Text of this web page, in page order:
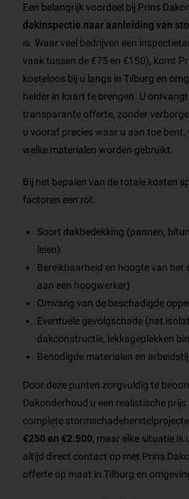
Een belangrijk voordeel bij Prins
dakinspectie naar aanleiding van
is. Waar veel bedrijven een
vaak tussen de €75 en €150), komt
kosteloos bij u langs in Tilburg en
helder in kaart te brengen. U
transparante offerte, zonder
u vooraf precies waar u aan toe
welke materialen worden gebruikt.
Bij het bepalen van de totale kosten
factoren een rol:
Soort dakbedekking (pannen,
leien)
Bereikbaarheid en hoogte van het
aan een hoogwerker)
Omvang van de beschadigde
Eventuele gevolgschade (nat
dakconstructie, lekkageplekken
Benodigde materialen en
Door deze punten zorgvuldig te
Dakonderhoud u een realistische
complete
€250 en €2.500, maar elke situatie is
altijd direct contact op met Prins
offerte op maat in Tilburg en